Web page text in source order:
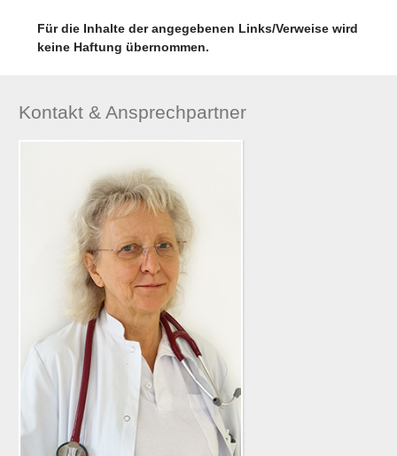
Für die Inhalte der angegebenen Links/Verweise wird
keine Haftung übernommen.
Kontakt & Ansprechpartner